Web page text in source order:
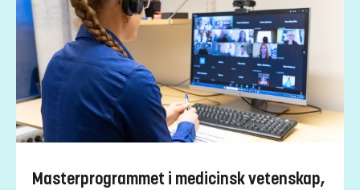
Masterprogrammet i medicinsk vetenskap,